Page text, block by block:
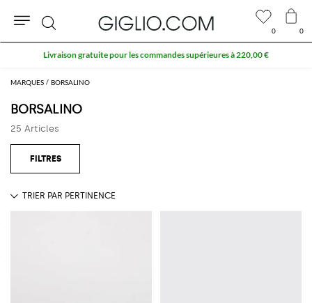
MARQUES BORSALINO
BORSALINO
25 Articles
0 0
Rechercher
Livraison gratuite pour les commandes supérieures à 220,00 €